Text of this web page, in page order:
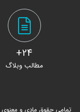
24+
مطالب وبلاگ